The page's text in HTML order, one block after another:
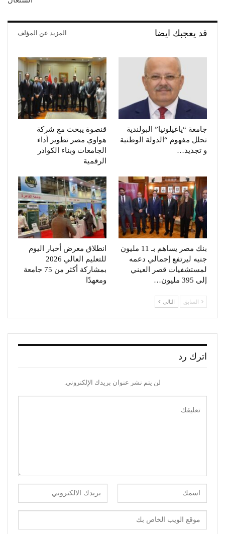
قد يعجبك ايضا المزيد عن المؤلف
جامعة “ياغيلونيا” البولندية
تحلل مفهوم “الدولة الوطنية
و تجديد…
قنصوة يبحث مع شركة
هواوي مصر تطوير أداء
الجامعات وبناء الكوادر
الرقمية
بنك مصر يساهم بـ 11 مليون
جنيه ليرتفع إجمالي دعمه
لمستشفيات قصر العيني
إلى 395 مليون…
انطلاق معرض أخبار اليوم
للتعليم العالي 2026
بمشاركة أكثر من 75 جامعة
ومعهدًا
السابق التالي
اترك رد
لن يتم نشر عنوان بريدك الإلكتروني.